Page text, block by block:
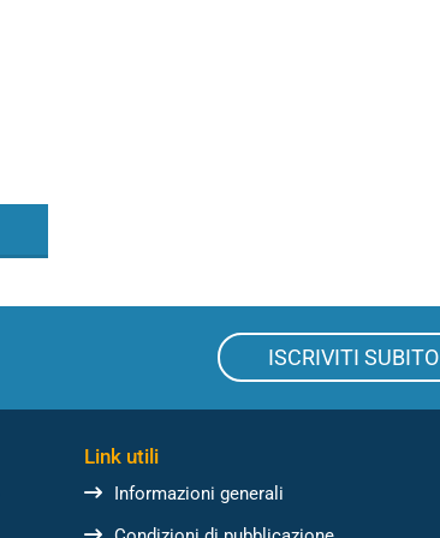
ISCRIVITI SUBITO
Link utili
Informazioni generali